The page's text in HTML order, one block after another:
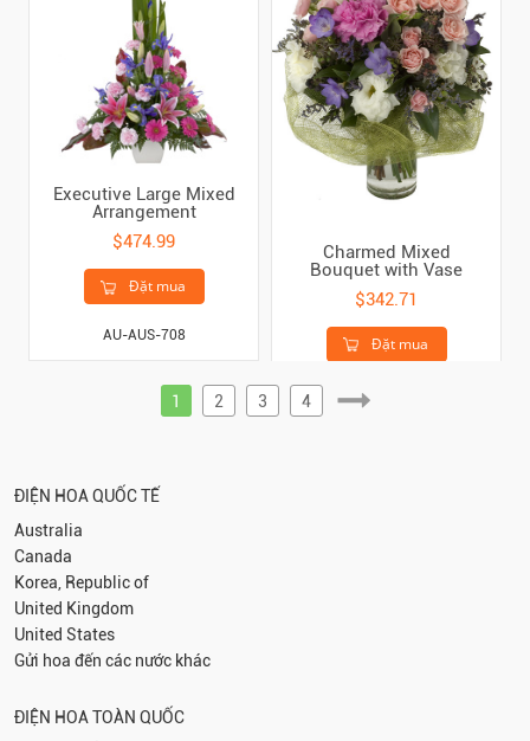
Executive Large Mixed
Arrangement
$474.99
Đặt mua
AU-AUS-708
Charmed Mixed
Bouquet with Vase
$342.71
Đặt mua
AU-AUS-753
1 2 3 4
ĐIỆN HOA QUỐC TẾ
Australia
Canada
Korea, Republic of
United Kingdom
United States
Gửi hoa đến các nước khác
ĐIỆN HOA TOÀN QUỐC